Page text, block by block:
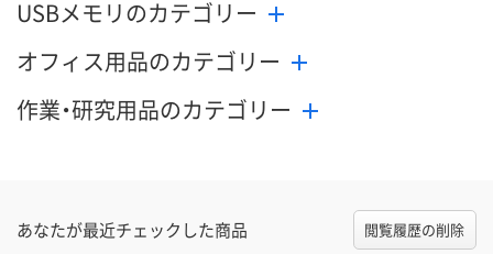
USBメモリのカテゴリー
オフィス用品のカテゴリー
作業・研究用品のカテゴリー
あなたが最近チェックした商品 閲覧履歴の削除